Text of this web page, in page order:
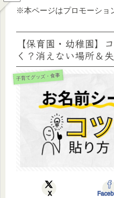
※本ページはプロモーショ
【保育園・幼稚園】
く？消えない場所＆
子育てグッズ・食事
X